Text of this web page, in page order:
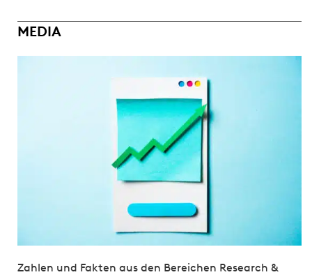
MEDIA
Zahlen und Fakten aus den Bereichen Research &